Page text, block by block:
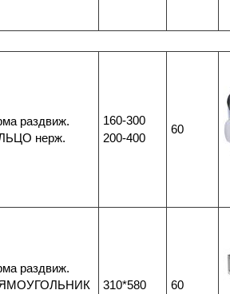
раздвиж.
нерж.
160-300
200-400
60
раздвиж.
310*580 60